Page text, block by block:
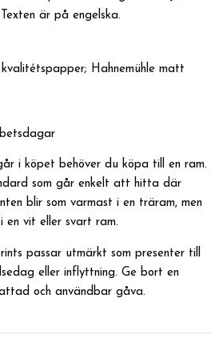
är på engelska.
Hahnemühle matt
i köpet behöver du köpa till en ram.
som går enkelt att hitta där
blir som varmast i en träram, men
en vit eller svart ram.
passar utmärkt som presenter till
eller inflyttning. Ge bort en
och användbar gåva.